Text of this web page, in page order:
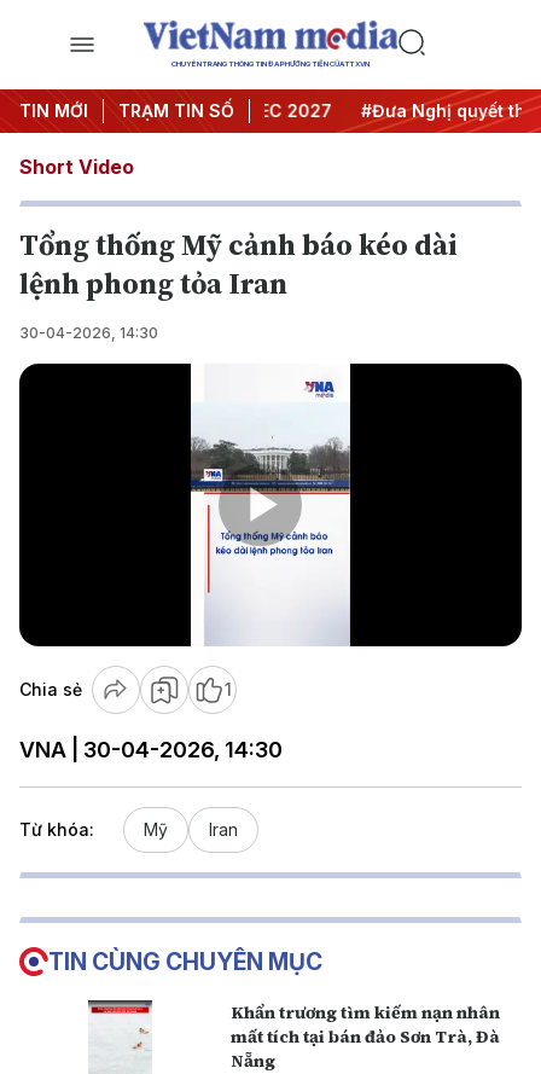
CHUYÊN TRANG THÔNG TIN ĐA PHƯƠNG TIỆN CỦA TTXVN
TIN MỚI TRẠM TIN SỐ
nghị Trung ương 3 #APEC 2027 #Đưa Nghị quyết thành
Short Video
Tổng thống Mỹ cảnh báo kéo dài
lệnh phong tỏa Iran
30-04-2026, 14:30
Play
Video
Chia sẻ 1
VNA | 30-04-2026, 14:30
Từ khóa: Mỹ Iran
TIN CÙNG CHUYÊN MỤC
Khẩn trương tìm kiếm nạn nhân
mất tích tại bán đảo Sơn Trà, Đà
Nẵng